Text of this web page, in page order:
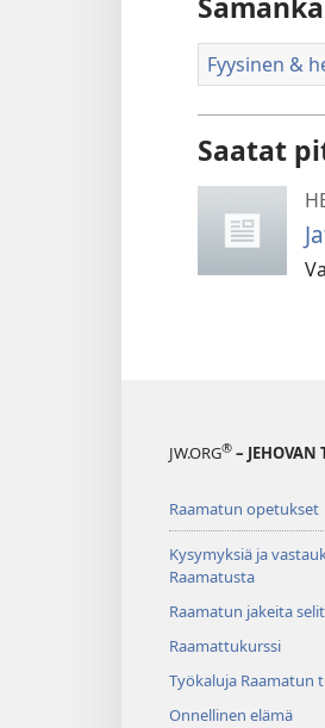
Fyysinen &
Saatat
JW.ORG® –
Raamatun opetukset
Kysymyksiä ja
Raamatusta
Raamatun jakeita
Raamattukurssi
Työkaluja Raamatun
Onnellinen elämä